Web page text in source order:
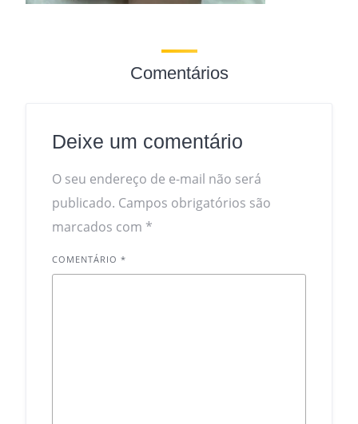
Comentários
Deixe um comentário
O seu endereço de e-mail não será
publicado. Campos obrigatórios são
marcados com *
COMENTÁRIO *